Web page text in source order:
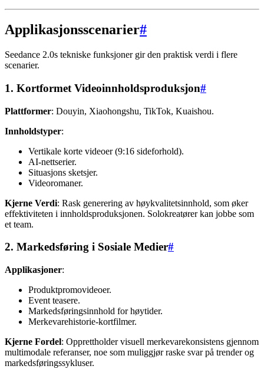
Applikasjonsscenarier#
Seedance 2.0s tekniske funksjoner gir den praktisk verdi i flere
scenarier.
1. Kortformet Videoinnholdsproduksjon#
Plattformer: Douyin, Xiaohongshu, TikTok, Kuaishou.
Innholdstyper:
Vertikale korte videoer (9:16 sideforhold).
AI-nettserier.
Situasjons sketsjer.
Videoromaner.
Kjerne Verdi: Rask generering av høykvalitetsinnhold, som øker
effektiviteten i innholdsproduksjonen. Solokreatører kan jobbe som
et team.
2. Markedsføring i Sosiale Medier#
Applikasjoner:
Produktpromovideoer.
Event teasere.
Markedsføringsinnhold for høytider.
Merkevarehistorie-kortfilmer.
Kjerne Fordel: Opprettholder visuell merkevarekonsistens gjennom
multimodale referanser, noe som muliggjør raske svar på trender og
markedsføringssykluser.